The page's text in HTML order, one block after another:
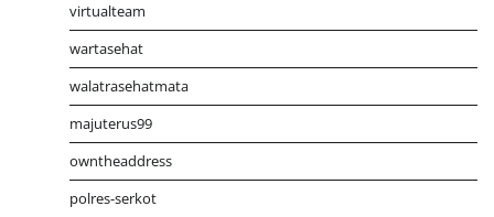
virtualteam
wartasehat
walatrasehatmata
majuterus99
owntheaddress
polres-serkot